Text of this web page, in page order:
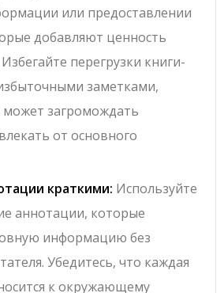
или предоставлении
добавляют ценность
перегрузки книги-
заметками,
может загромождать
от основного
краткими: Используйте
аннотации, которые
информацию без
Убедитесь, что каждая
к окружающему